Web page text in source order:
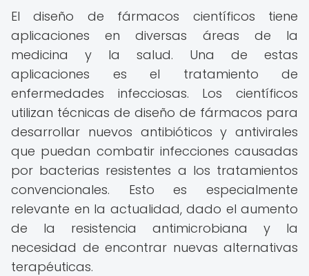
El diseño de fármacos científicos tiene
aplicaciones en diversas áreas de la
medicina y la salud. Una de estas
aplicaciones es el tratamiento de
enfermedades infecciosas. Los científicos
utilizan técnicas de diseño de fármacos para
desarrollar nuevos antibióticos y antivirales
que puedan combatir infecciones causadas
por bacterias resistentes a los tratamientos
convencionales. Esto es especialmente
relevante en la actualidad, dado el aumento
de la resistencia antimicrobiana y la
necesidad de encontrar nuevas alternativas
terapéuticas.